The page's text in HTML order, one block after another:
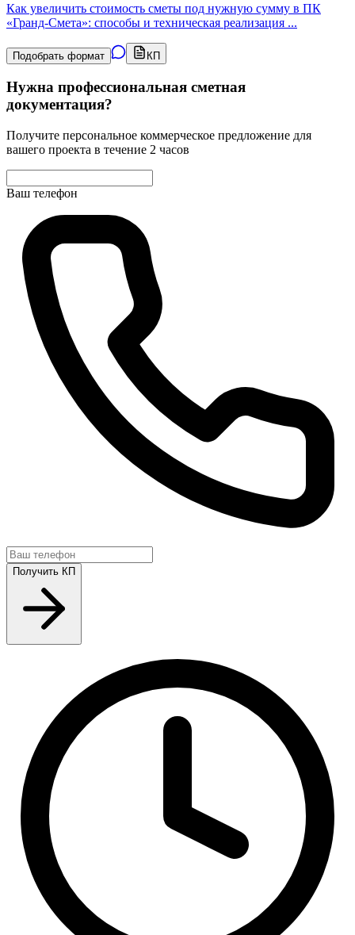
Как увеличить стоимость сметы под нужную сумму в ПК
«Гранд-Смета»: способы и техническая реализация ...
Подобрать формат КП
Нужна профессиональная сметная
документация?
Получите персональное коммерческое предложение для
вашего проекта в течение 2 часов
Ваш телефон
Получить КП